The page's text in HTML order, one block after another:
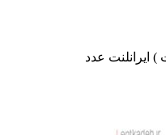
ایرانلنت عدد